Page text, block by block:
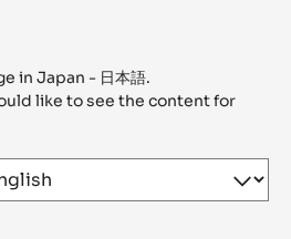
in Japan - 日本語.
like to see the content for